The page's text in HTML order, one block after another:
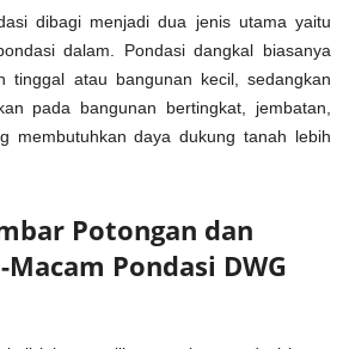
dibagi menjadi dua jenis utama yaitu
dalam. Pondasi dangkal biasanya
tinggal atau bangunan kecil, sedangkan
pada bangunan bertingkat, jembatan,
membutuhkan daya dukung tanah lebih
Potongan dan
Pondasi DWG